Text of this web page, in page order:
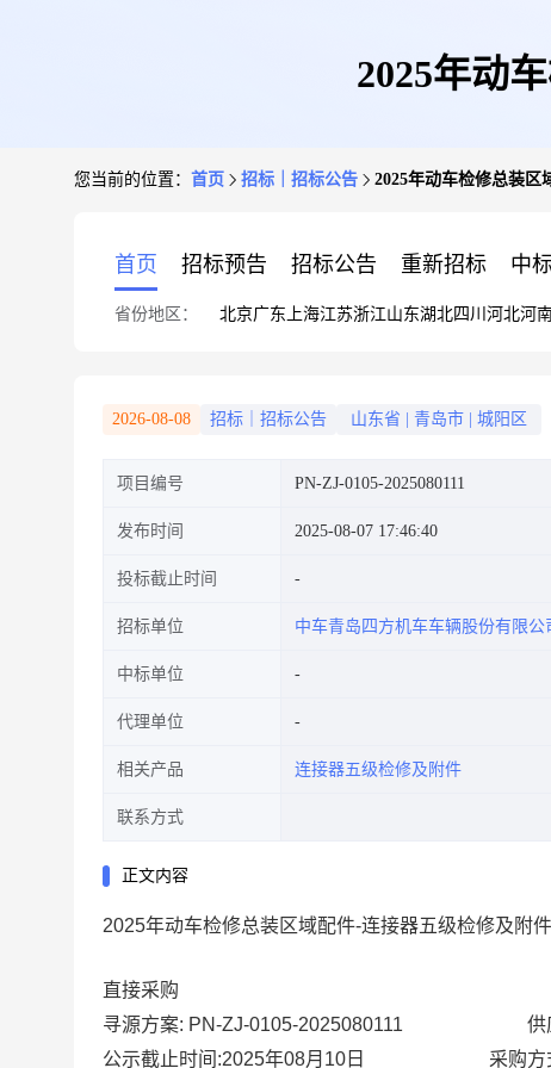
2025年动
您当前的位置： 首页 招标｜招标公告 2025年动车检修总装区
首页 招标预告 招标公告 重新招标 中
省份地区： 北京广东 上海江苏浙江山东湖北四川 河北河
2026-08-08 招标｜招标公告 山东省 青岛市 城阳区
项目编号 PN-ZJ-0105-2025080111
发布时间 2025-08-07 17:46:40
投标截止时间
招标单位 中车青岛四方机车车辆股份有限公
中标单位
代理单位
相关产品 连接器五级检修及附件
联系方式
正文内容
2025年动车检修总装区域配件-连接器五级检修及附件
直接采购
寻源方案: PN-ZJ-0105-2025080111
供
公示截止时间:2025年08月10日
采购方